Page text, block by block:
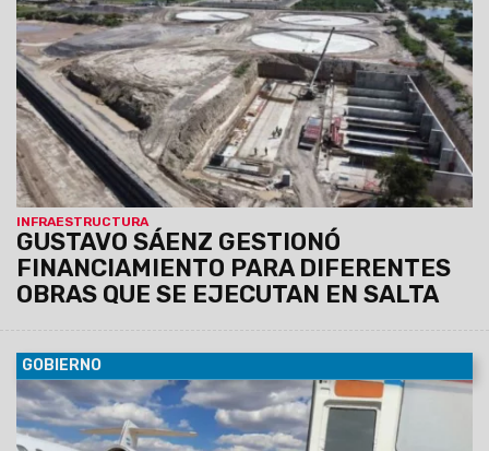
INFRAESTRUCTURA
GUSTAVO SÁENZ GESTIONÓ
FINANCIAMIENTO PARA DIFERENTES
OBRAS QUE SE EJECUTAN EN SALTA
Obras Públicas de la Provincia.
GOBIERNO
19/05/2023 Realizan traslados en el ámbito provincial,
interprovincial e internacional para pacientes carentes con
riesgo de perder la vida, que no cuentan con cobertura